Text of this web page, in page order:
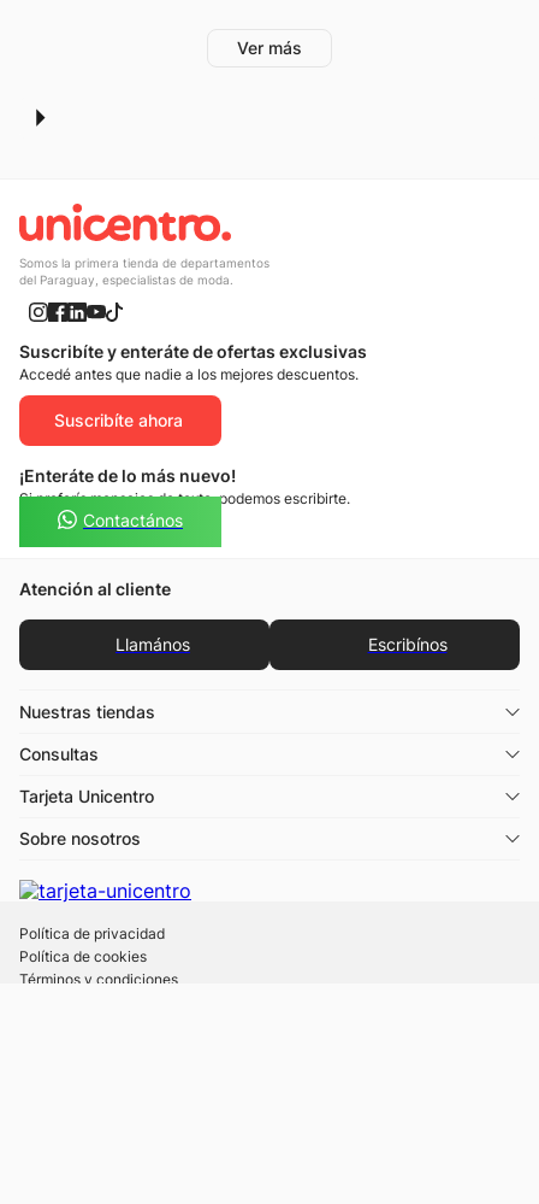
Somos la primera tienda de departamentos
del Paraguay, especialistas de moda.
Suscribíte y enteráte de ofertas exclusivas
Accedé antes que nadie a los mejores descuentos.
Suscribíte ahora
¡Enteráte de lo más nuevo!
Si preferís mensajes de texto, podemos escribirte.
Contactános
Atención al cliente
Llamános Escribínos
Nuestras tiendas
Consultas
Tarjeta Unicentro
Sobre nosotros
Política de privacidad
Política de cookies
Términos y condiciones